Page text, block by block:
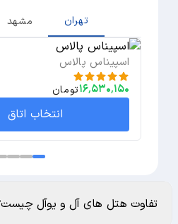
تهران مشهد
اسپیناس پالاس
۱۶٬۵۳۰٬۱۵۰تومان
انتخاب اتاق
تفاوت هتل های آل و یوآل